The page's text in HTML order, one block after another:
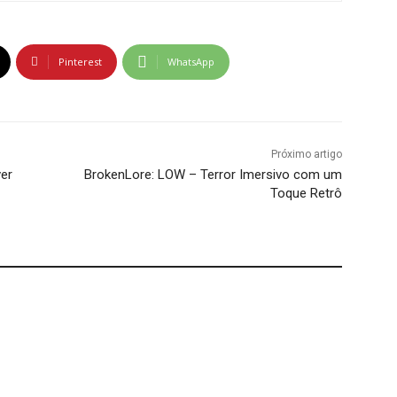
Pinterest WhatsApp
Próximo artigo
BrokenLore: LOW – Terror Imersivo com um
Toque Retrô